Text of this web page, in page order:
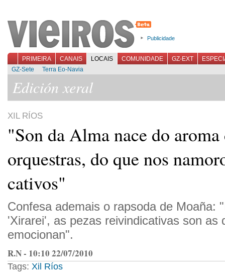
Publicidade
PRIMEIRA CANAIS LOCAIS COMUNIDADE GZ-EXT
GZ-Sete
Terra Eo-Navia
Edición xeral
XIL RÍOS
"Son da Alma nace do aroma
orquestras, do que nos
cativos"
Confesa ademais o rapsoda de Moaña:
'Xirarei', as pezas reivindicativas son as
emocionan".
R.N - 10:10 22/07/2010
Tags: Xil Ríos